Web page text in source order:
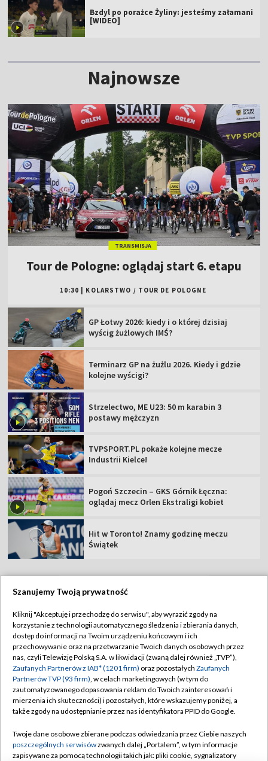
Bzdyl po porażce Żyliny: jesteśmy załamani
[WIDEO]
Najnowsze
TRANSMISJA
Tour de Pologne: oglądaj start 6. etapu
10:30 KOLARSTWO / TOUR DE POLOGNE
GP Łotwy 2026: kiedy i o której dzisiaj
wyścig żużlowych IMŚ?
Terminarz GP na żużlu 2026. Kiedy i gdzie
kolejne wyścigi?
Strzelectwo, ME U23: 50 m karabin 3
postawy mężczyzn
TVPSPORT.PL pokaże kolejne mecze
Industrii Kielce!
Pogoń Szczecin – GKS Górnik Łęczna:
oglądaj mecz Orlen Ekstraligi kobiet
Hit w Toronto! Znamy godzinę meczu
Świątek
Abonament TVP
Sklep TVP
Biuro Reklamy
Oferta Handlowa
Telegazeta ogłoszenia
Rada Programowa
Regulamin TVP
Polityka prywatności
Moje zgody
Biuro reklamy
Kontakt
Kanały
Szanujemy Twoją prywatność
Kliknij "Akceptuję i przechodzę do serwisu", aby wyrazić zgody na
korzystanie z technologii automatycznego śledzenia i zbierania danych,
dostęp do informacji na Twoim urządzeniu końcowym i ich
przechowywanie oraz na przetwarzanie Twoich danych osobowych przez
nas, czyli Telewizję Polską S.A. w likwidacji (zwaną dalej również „TVP”),
Zaufanych Partnerów z IAB* (1201 firm) oraz pozostałych Zaufanych
Partnerów TVP (93 firm), w celach marketingowych (w tym do
zautomatyzowanego dopasowania reklam do Twoich zainteresowań i
mierzenia ich skuteczności) i pozostałych, które wskazujemy poniżej, a
także zgody na udostępnianie przez nas identyfikatora PPID do Google.
Twoje dane osobowe zbierane podczas odwiedzania przez Ciebie naszych
poszczególnych serwisówzwanych dalej „Portalem”, w tym informacje
zapisywane za pomocą technologii takich jak: pliki cookie, sygnalizatory